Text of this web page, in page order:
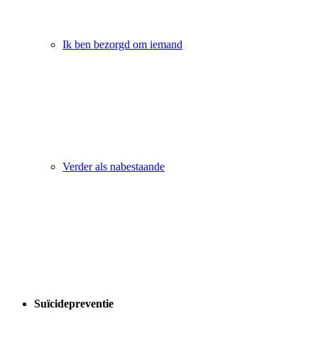
Ik ben bezorgd om iemand
Verder als nabestaande
Suïcidepreventie